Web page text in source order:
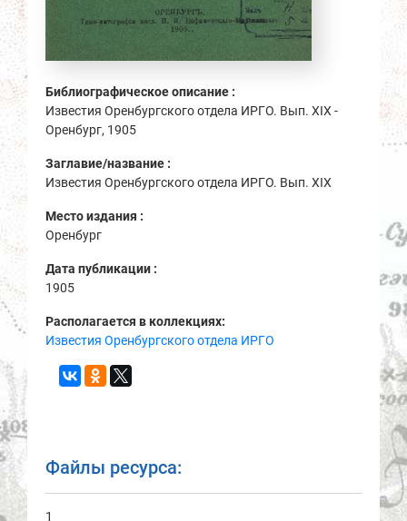
Библиографическое описание :
Известия Оренбургского отдела ИРГО. Вып. XIX -
Оренбург, 1905
Заглавие/название :
Известия Оренбургского отдела ИРГО. Вып. XIX
Место издания :
Оренбург
Дата публикации :
1905
Располагается в коллекциях:
Известия Оренбургского отдела ИРГО
Файлы ресурса:
1